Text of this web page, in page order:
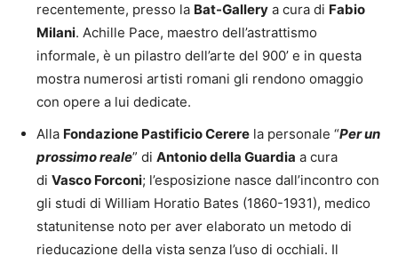
recentemente, presso la Bat-Gallery a cura di Fabio
Milani. Achille Pace, maestro dell’astrattismo
informale, è un pilastro dell’arte del 900’ e in questa
mostra numerosi artisti romani gli rendono omaggio
con opere a lui dedicate.
Alla Fondazione Pastificio Cerere la personale “Per un
prossimo reale” di Antonio della Guardia a cura
di Vasco Forconi; l’esposizione nasce dall’incontro con
gli studi di William Horatio Bates (1860-1931), medico
statunitense noto per aver elaborato un metodo di
rieducazione della vista senza l’uso di occhiali. Il